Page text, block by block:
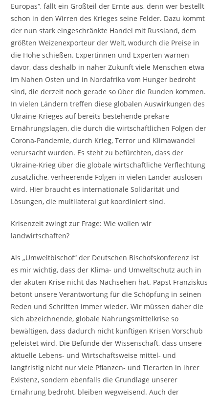
Europas“, fällt ein Großteil der Ernte aus, denn wer bestellt
schon in den Wirren des Krieges seine Felder. Dazu kommt
der nun stark eingeschränkte Handel mit Russland, dem
größten Weizenexporteur der Welt, wodurch die Preise in
die Höhe schießen. Expertinnen und Experten warnen
davor, dass deshalb in naher Zukunft viele Menschen etwa
im Nahen Osten und in Nordafrika vom Hunger bedroht
sind, die derzeit noch gerade so über die Runden kommen.
In vielen Ländern treffen diese globalen Auswirkungen des
Ukraine-Krieges auf bereits bestehende prekäre
Ernährungslagen, die durch die wirtschaftlichen Folgen der
Corona-Pandemie, durch Krieg, Terror und Klimawandel
verursacht wurden. Es steht zu befürchten, dass der
Ukraine-Krieg über die globale wirtschaftliche Verflechtung
zusätzliche, verheerende Folgen in vielen Länder auslösen
wird. Hier braucht es internationale Solidarität und
Lösungen, die multilateral gut koordiniert sind.
Krisenzeit zwingt zur Frage: Wie wollen wir
landwirtschaften?
Als „Umweltbischof“ der Deutschen Bischofskonferenz ist
es mir wichtig, dass der Klima- und Umweltschutz auch in
der akuten Krise nicht das Nachsehen hat. Papst Franziskus
betont unsere Verantwortung für die Schöpfung in seinen
Reden und Schriften immer wieder. Wir müssen daher die
sich abzeichnende, globale Nahrungsmittelkrise so
bewältigen, dass dadurch nicht künftigen Krisen Vorschub
geleistet wird. Die Befunde der Wissenschaft, dass unsere
aktuelle Lebens- und Wirtschaftsweise mittel- und
langfristig nicht nur viele Pflanzen- und Tierarten in ihrer
Existenz, sondern ebenfalls die Grundlage unserer
Ernährung bedroht, bleiben wegweisend. Auch der